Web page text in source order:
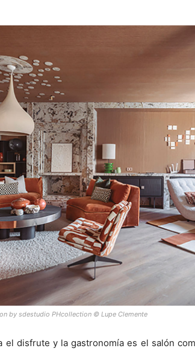
by sdestudio PHcollection © Lupe Clemente
el disfrute y la gastronomía es el salón